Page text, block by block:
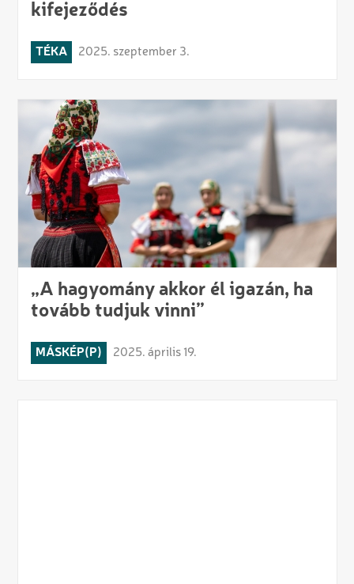
kifejeződés
TÉKA 2025. szeptember 3.
„A hagyomány akkor él igazán, ha
tovább tudjuk vinni”
MÁSKÉP(P) 2025. április 19.